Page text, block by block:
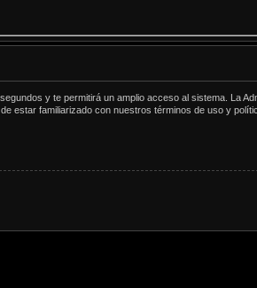
y te permitirá un amplio acceso al sistema. La
estar familiarizado con nuestros términos de uso y